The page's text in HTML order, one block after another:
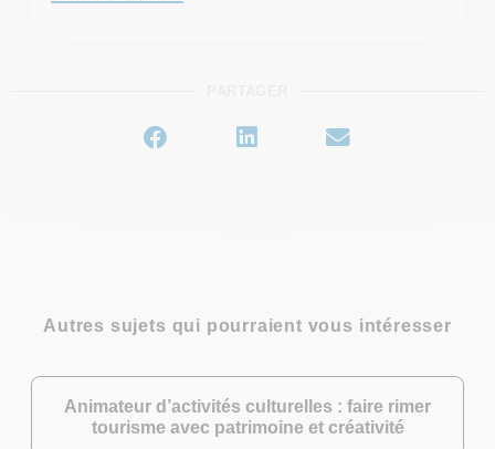
Autres sujets qui pourraient vous intéresser
Animateur d’activités culturelles : faire rimer
tourisme avec patrimoine et créativité